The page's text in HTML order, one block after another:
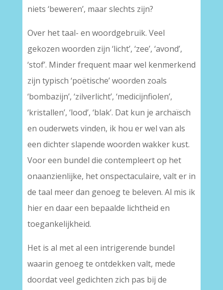
niets ‘beweren’, maar slechts zijn?
Over het taal- en woordgebruik. Veel
gekozen woorden zijn ‘licht’, ‘zee’, ‘avond’,
‘stof’. Minder frequent maar wel kenmerkend
zijn typisch ‘poëtische’ woorden zoals
‘bombazijn’, ‘zilverlicht’, ‘medicijnfiolen’,
‘kristallen’, ‘lood’, ‘blak’. Dat kun je archaïsch
en ouderwets vinden, ik hou er wel van als
een dichter slapende woorden wakker kust.
Voor een bundel die contempleert op het
onaanzienlijke, het onspectaculaire, valt er in
de taal meer dan genoeg te beleven. Al mis ik
hier en daar een bepaalde lichtheid en
toegankelijkheid.
Het is al met al een intrigerende bundel
waarin genoeg te ontdekken valt, mede
doordat veel gedichten zich pas bij de